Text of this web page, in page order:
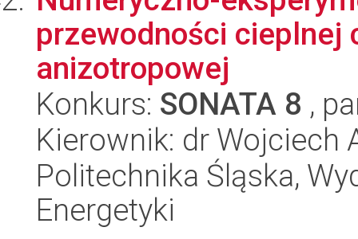
przewodności cieplnej
anizotropowej
Konkurs: SONATA 8 ,
Kierownik: dr Wojciech
Politechnika Śląska,
Energetyki